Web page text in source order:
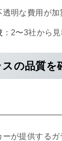
透明な費用が加
：2〜3社から
の品質を
ーが提供する